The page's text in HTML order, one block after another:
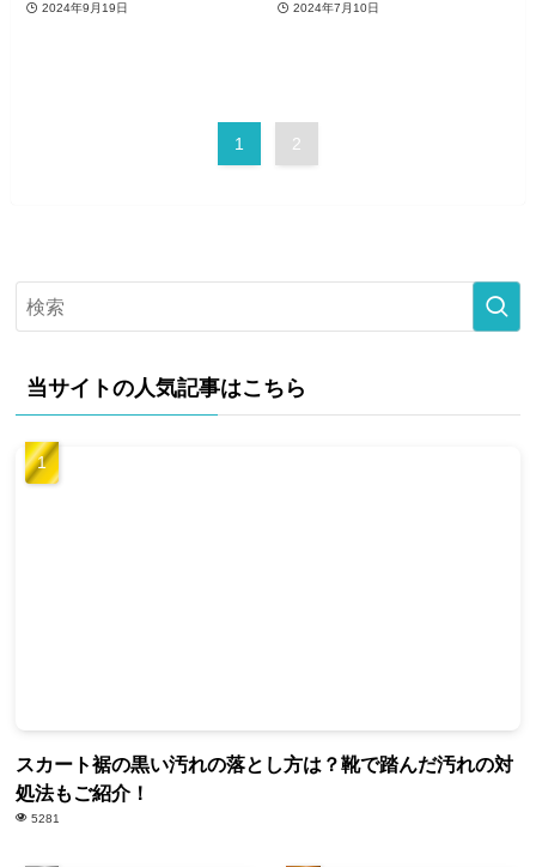
2024年9月19日 2024年7月10日
1 2
当サイトの人気記事はこちら
スカート裾の黒い汚れの落とし方は？靴で踏んだ汚れの対
処法もご紹介！
5281